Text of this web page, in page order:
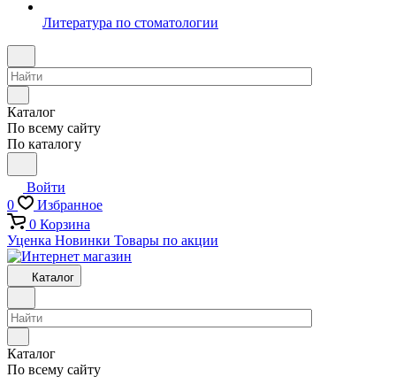
Литература по стоматологии
Каталог
По всему сайту
По каталогу
Войти
0
Избранное
0 Корзина
Уценка Новинки Товары по акции
Каталог
Каталог
По всему сайту